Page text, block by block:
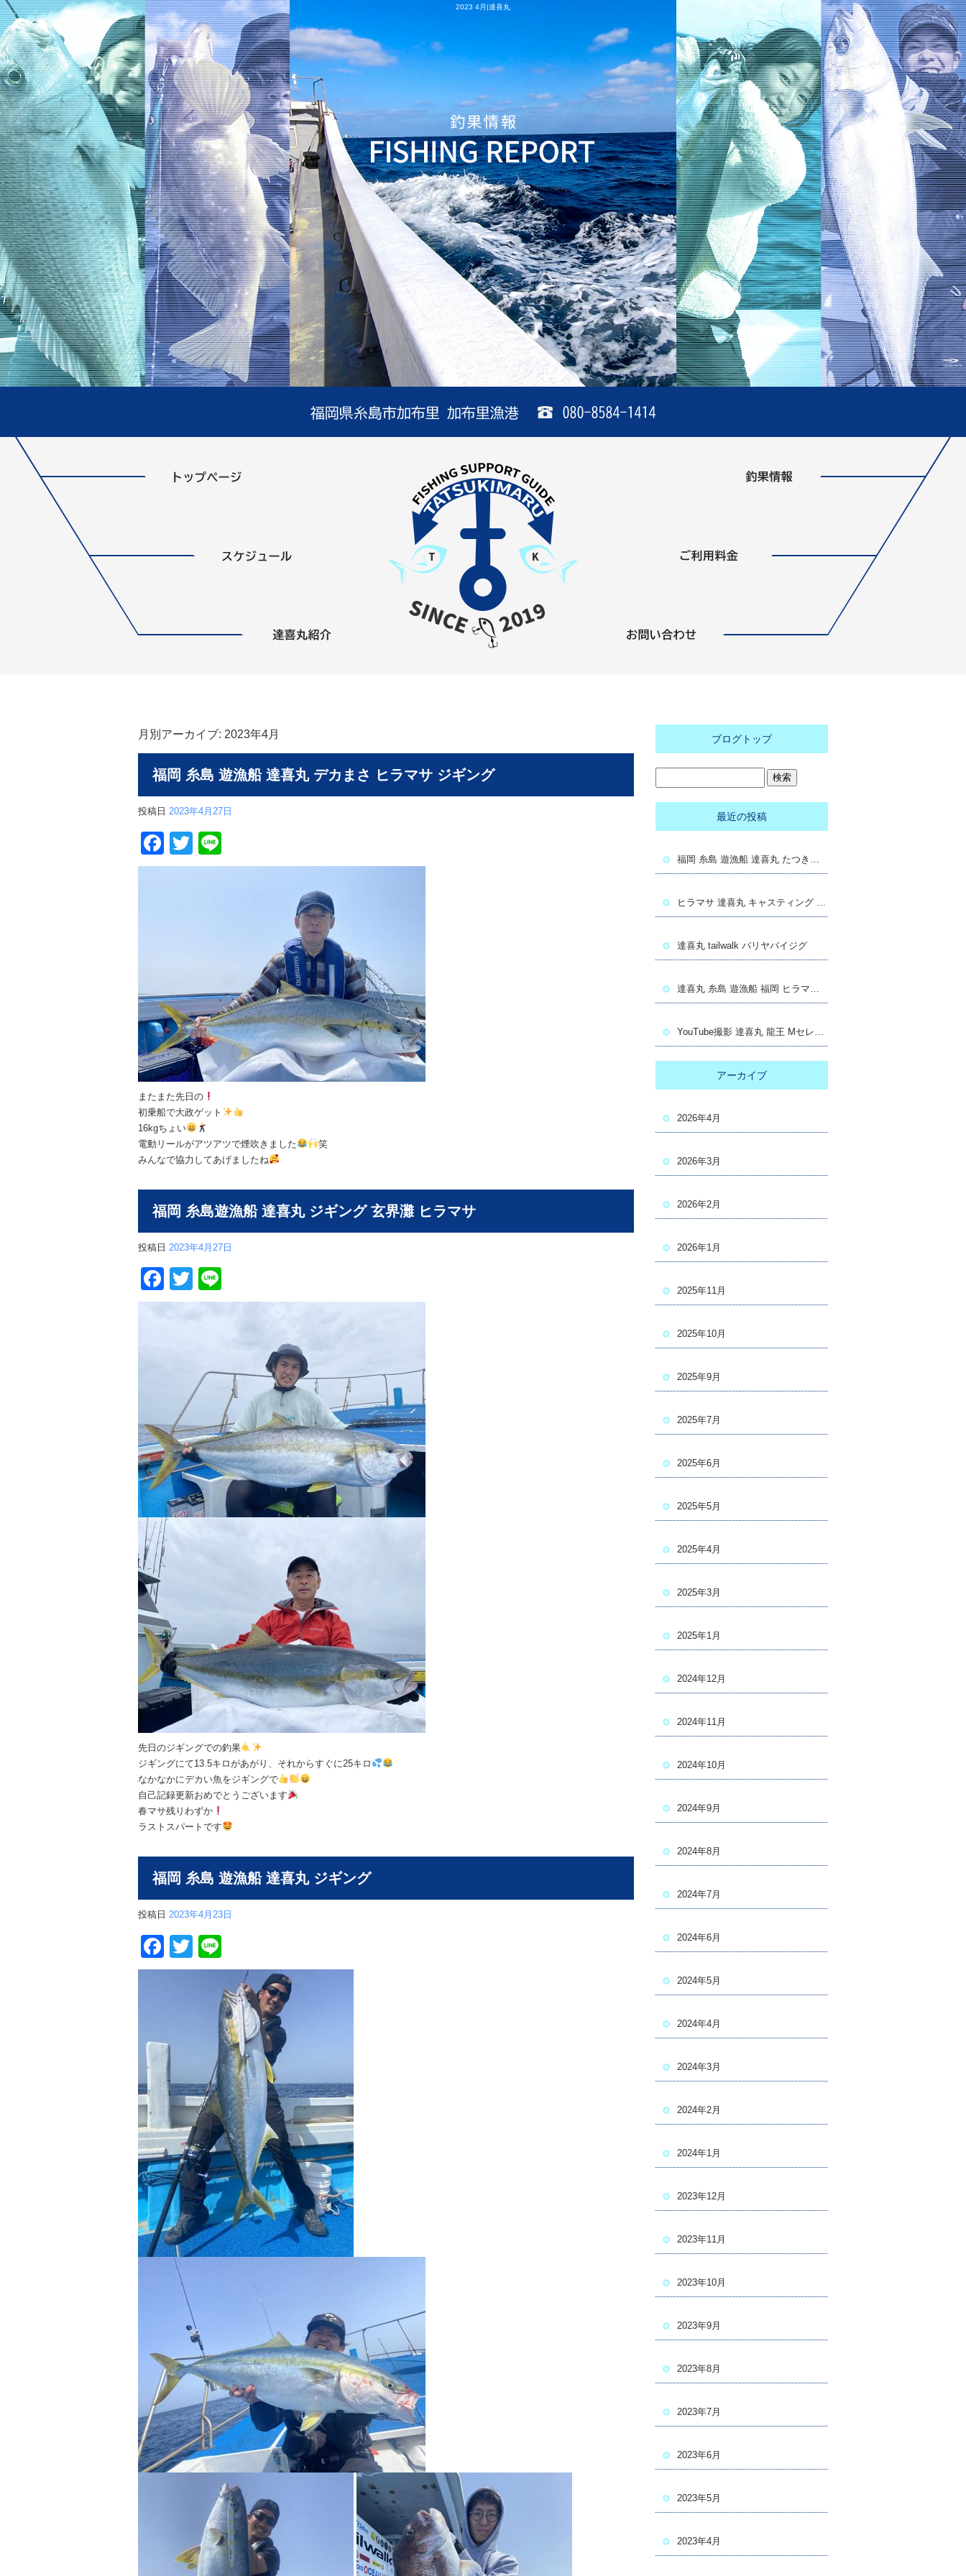
2023 4月|達喜丸
月別アーカイブ: 2023年4月
福岡 糸島 遊漁船 達喜丸 デカまさ ヒラマサ ジギング
投稿日 2023年4月27日
Facebook
Twitter
またまた先日の
初乗船で大政ゲット
16kgちょい
電動リールがアツアツで煙吹きました
笑
みんなで協力してあげましたね
福岡 糸島遊漁船 達喜丸 ジギング 玄界灘 ヒラマサ
投稿日 2023年4月27日
Facebook
Twitter
先日のジギングでの釣果
ジギングにて13.5キロがあがり、それからすぐに25キロ
なかなかにデカい魚をジギングで
自己記録更新おめでとうございます
春マサ残りわずか
ラストスパートです
福岡 糸島 遊漁船 達喜丸 ジギング
投稿日 2023年4月23日
Facebook
Twitter
ブログトップ
最近の投稿
福岡 糸島 遊漁船 達喜丸 たつきまる ヒラマサキャスト
ヒラマサ 達喜丸 キャスティング 糸島
達喜丸 tailwalk バリヤバイジグ
達喜丸 糸島 遊漁船 福岡 ヒラマサ キャスティング
YouTube撮影 達喜丸 龍王 Mセレクション
アーカイブ
2026年4月
2026年3月
2026年2月
2026年1月
2025年11月
2025年10月
2025年9月
2025年7月
2025年6月
2025年5月
2025年4月
2025年3月
2025年1月
2024年12月
2024年11月
2024年10月
2024年9月
2024年8月
2024年7月
2024年6月
2024年5月
2024年4月
2024年3月
2024年2月
2024年1月
2023年12月
2023年11月
2023年10月
2023年9月
2023年8月
2023年7月
2023年6月
2023年5月
2023年4月